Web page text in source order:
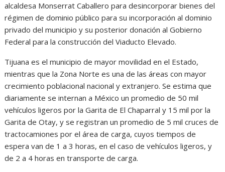
alcaldesa Monserrat Caballero para desincorporar bienes del
régimen de dominio público para su incorporación al dominio
privado del municipio y su posterior donación al Gobierno
Federal para la construcción del Viaducto Elevado.
Tijuana es el municipio de mayor movilidad en el Estado,
mientras que la Zona Norte es una de las áreas con mayor
crecimiento poblacional nacional y extranjero. Se estima que
diariamente se internan a México un promedio de 50 mil
vehículos ligeros por la Garita de El Chaparral y 15 mil por la
Garita de Otay, y se registran un promedio de 5 mil cruces de
tractocamiones por el área de carga, cuyos tiempos de
espera van de 1 a 3 horas, en el caso de vehículos ligeros, y
de 2 a 4 horas en transporte de carga.